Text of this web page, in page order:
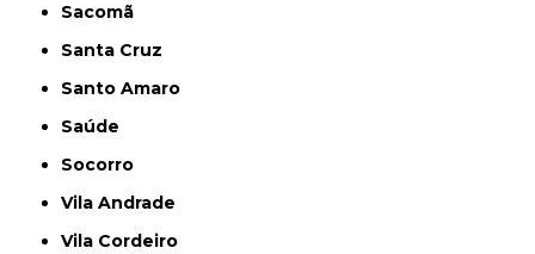
Sacomã
Santa Cruz
Santo Amaro
Saúde
Socorro
Vila Andrade
Vila Cordeiro